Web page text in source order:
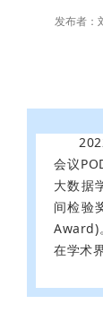
发布者：
会议
大数据
间检验
Award)
在学术